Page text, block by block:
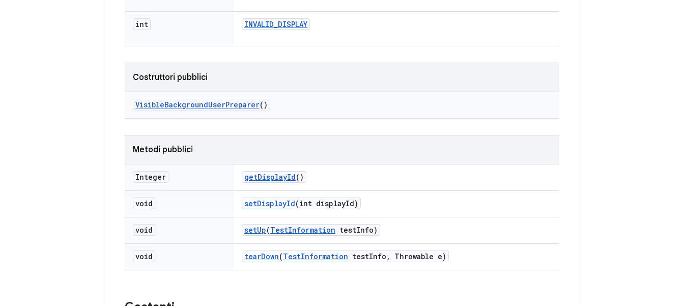
int INVALID_DISPLAY
Costruttori pubblici
VisibleBackgroundUserPreparer()
Metodi pubblici
Integer getDisplayId()
void setDisplayId(int displayId)
void setUp(TestInformation testInfo)
void tearDown(TestInformation testInfo , Throwable e)